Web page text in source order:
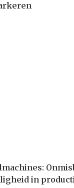
in